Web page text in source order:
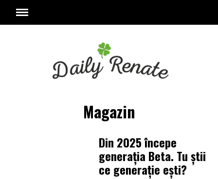
Magazin
Din 2025 începe
generaţia Beta. Tu ştii
ce generaţie eşti?